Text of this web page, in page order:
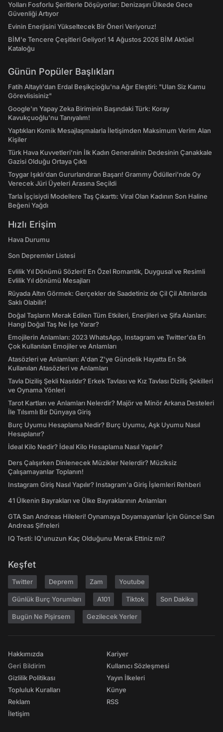
Yolları Fosforlu Şeritlerle Döşüyorlar: Denizaşırı Ülkede Gece
Güvenliği Artıyor
Evinin Enerjisini Yükseltecek Bir Öneri Veriyoruz!
BİM'e Tencere Çeşitleri Geliyor! 14 Ağustos 2026 BİM Aktüel
Kataloğu
Günün Popüler Başlıkları
Fatih Altaylı'dan Erdal Beşikçioğlu'na Ağır Eleştiri: "Ulan Siz Kamu
Görevlisisiniz"
Google'ın Yapay Zeka Biriminin Başındaki Türk: Koray
Kavukçuoğlu'nu Tanıyalım!
Yaptıkları Komik Mesajlaşmalarla İletişimden Maksimum Verim Alan
Kişiler
Türk Hava Kuvvetleri'nin İlk Kadın Generalinin Dedesinin Çanakkale
Gazisi Olduğu Ortaya Çıktı
Toygar Işıklı'dan Gururlandıran Başarı! Grammy Ödülleri'nde Oy
Verecek Jüri Üyeleri Arasına Seçildi
Tarla İşçisiydi Modellere Taş Çıkarttı: Viral Olan Kadının Son Haline
Beğeni Yağdı
Hızlı Erişim
Hava Durumu
Son Depremler Listesi
Evlilik Yıl Dönümü Sözleri! En Özel Romantik, Duygusal ve Resimli
Evlilik Yıl dönümü Mesajları
Rüyada Altın Görmek: Gerçekler de Saadetiniz de Çil Çil Altınlarda
Saklı Olabilir!
Doğal Taşların Merak Edilen Tüm Etkileri, Enerjileri ve Şifa Alanları:
Hangi Doğal Taş Ne İşe Yarar?
Emojilerin Anlamları: 2023 WhatsApp, Instagram ve Twitter'da En
Çok Kullanılan Emojiler ve Anlamları
Atasözleri ve Anlamları: A'dan Z'ye Gündelik Hayatta En Sık
Kullanılan Atasözleri ve Anlamları
Tavla Diziliş Şekli Nasıldır? Erkek Tavlası ve Kız Tavlası Diziliş Şekilleri
ve Oynama Yönleri
Tarot Kartları ve Anlamları Nelerdir? Majör ve Minör Arkana Desteleri
İle Tılsımlı Bir Dünyaya Giriş
Burç Uyumu Hesaplama Nedir? Burç Uyumu, Aşk Uyumu Nasıl
Hesaplanır?
İdeal Kilo Nedir? İdeal Kilo Hesaplama Nasıl Yapılır?
Ders Çalışırken Dinlenecek Müzikler Nelerdir? Müziksiz
Çalışamayanlar Toplanın!
Instagram Giriş Nasıl Yapılır? Instagram'a Giriş İşlemleri Rehberi
41 Ülkenin Bayrakları ve Ülke Bayraklarının Anlamları
GTA San Andreas Hileleri! Oynamaya Doyamayanlar İçin Güncel San
Andreas Şifreleri
IQ Testi: IQ'unuzun Kaç Olduğunu Merak Ettiniz mi?
Keşfet
Twitter Deprem Zam Youtube
Günlük Burç Yorumları A101 Tiktok Son Dakika
Bugün Ne Pişirsem Gezilecek Yerler
Hakkımızda
Geri Bildirim
Gizlilik Politikası
Topluluk Kuralları
Reklam
İletişim
Kariyer
Kullanıcı Sözleşmesi
Yayın İlkeleri
Künye
RSS